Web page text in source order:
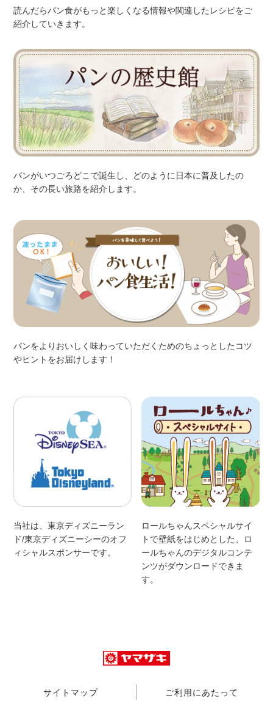
読んだらパン食がもっと楽しくなる情報や関連したレシピをご
紹介していきます。
パンがいつごろどこで誕生し、どのように日本に普及したの
か、その長い旅路を紹介します。
パンをよりおいしく味わっていただくためのちょっとしたコツ
やヒントをお届けします！
当社は、東京ディズニーラン
ド/東京ディズニーシーのオフ
ィシャルスポンサーです。
ロールちゃんスペシャルサイ
トで壁紙をはじめとした、ロ
ールちゃんのデジタルコンテ
ンツがダウンロードできま
す。
サイトマップ ご利用にあたって